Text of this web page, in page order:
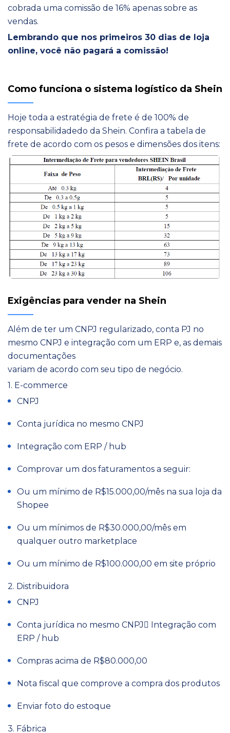
cobrada uma comissão de 16% apenas sobre as
vendas.
Lembrando que nos primeiros 30 dias de loja
online, você não pagará a comissão!
Como funciona o sistema logístico da Shein
Hoje toda a estratégia de frete é de 100% de
responsabilidadedo da Shein. Confira a tabela de
frete de acordo com os pesos e dimensões dos itens:
Exigências para vender na Shein
Além de ter um CNPJ regularizado, conta PJ no
mesmo CNPJ e integração com um ERP e, as demais
documentações
variam de acordo com seu tipo de negócio.
1. E-commerce
CNPJ
Conta jurídica no mesmo CNPJ
Integração com ERP / hub
Comprovar um dos faturamentos a seguir:
Ou um mínimo de R$15.000,00/mês na sua loja da
Shopee
Ou um mínimos de R$30.000,00/mês em
qualquer outro marketplace
Ou um mínimo de R$100.000,00 em site próprio
2. Distribuidora
CNPJ
Conta jurídica no mesmo CNPJ Integração com
ERP / hub
Compras acima de R$80.000,00
Nota fiscal que comprove a compra dos produtos
Enviar foto do estoque
3. Fábrica